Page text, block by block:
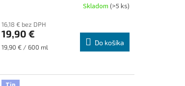
produktu
je
5,0
hviezdičiek.
Skladom (>5 ks)
16,18 € bez DPH
19,90 €
Jednotková
19,90 € / 600 ml
Do košíka